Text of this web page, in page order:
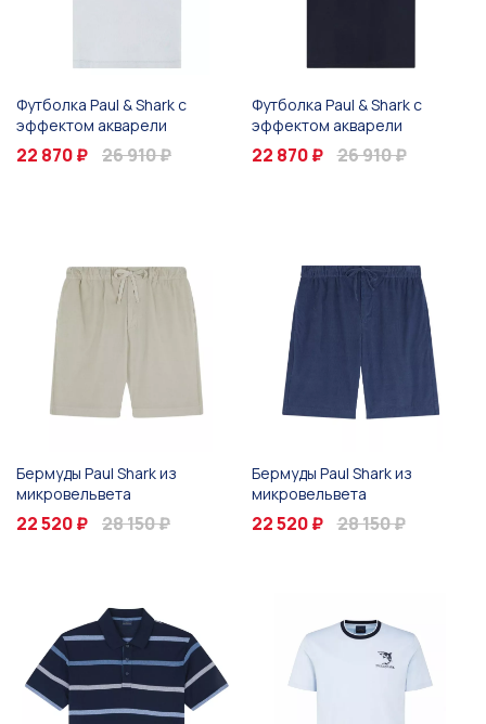
Футболка Paul & Shark с
эффектом акварели
22 870 ₽ 26 910 ₽
Футболка Paul & Shark с
эффектом акварели
22 870 ₽ 26 910 ₽
Бермуды Paul Shark из
микровельвета
22 520 ₽ 28 150 ₽
Бермуды Paul Shark из
микровельвета
22 520 ₽ 28 150 ₽